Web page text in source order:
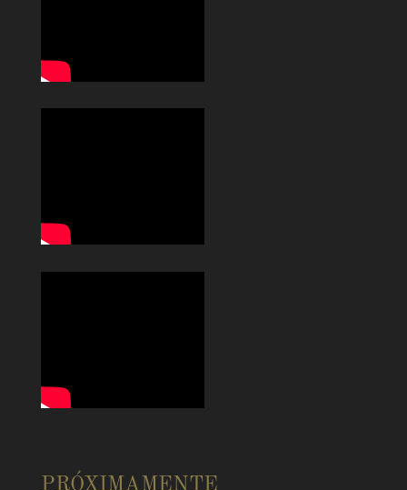
PRÓXIMAMENTE